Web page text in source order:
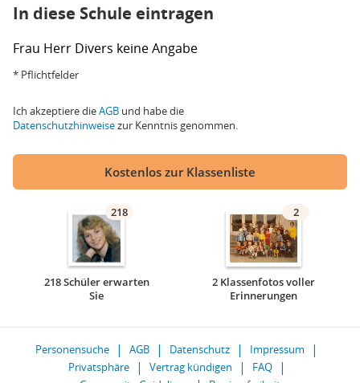
In diese Schule eintragen
Frau Herr Divers keine Angabe
* Pflichtfelder
Ich akzeptiere dieAGB und habe die
Datenschutzhinweisezur Kenntnis genommen.
Kostenlos zur Klassenliste
218
218 Schüler erwarten
Sie
2
2 Klassenfotos voller
Erinnerungen
Personensuche AGB Datenschutz
Impressum
Privatsphäre
Vertrag kündigen
FAQ